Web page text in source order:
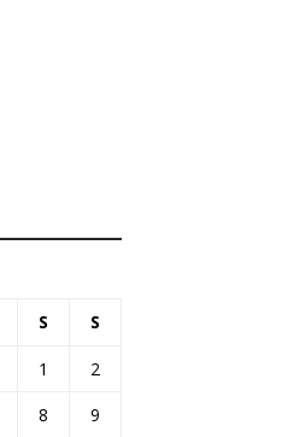
S S
1
2
8
9